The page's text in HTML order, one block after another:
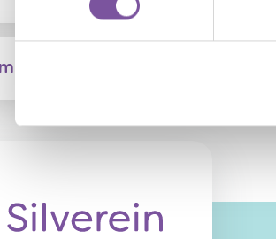
in voor een aanleunwoning?